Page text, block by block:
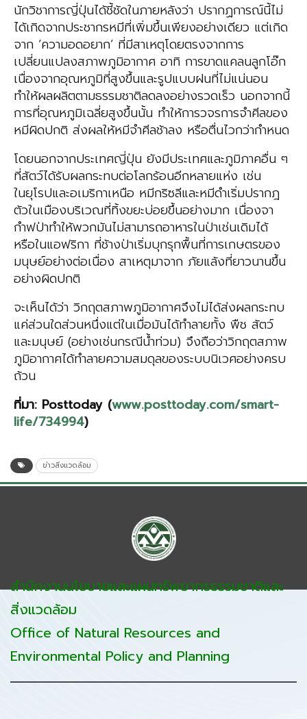
นักวิชาการญี่ปุ่นได้ชี้ชัดในภายหลังว่า ปรากฏการณ์นี้ไม่
ได้เกิดจากประชากรหมีที่เพิ่มขึ้นเพียงอย่างเดียว แต่เกิด
จาก ‘ความอดอยาก’ ที่มีสาเหตุโดยตรงจากการ
เปลี่ยนแปลงสภาพภูมิอากาศ อาทิ การขาดแคลนลูกโอ๊ก
เนื่องจากอุณหภูมิที่สูงขึ้นและรูปแบบฝนที่ไม่แน่นอน
ทำให้ผลผลิตตามธรรมชาติลดลงอย่างรวดเร็ว นอกจากนี้
การที่อุณหภูมิเฉลี่ยสูงขึ้นนั้น ทำให้การวจรการจำศีลของ
หมีผิดปกติ ส่งผลให้หมีจำศีลช้าลง หรือตื่นไวกว่ากำหนด
โดยนอกจากประเทศญี่ปุ่น ยังมีประเทศและภูมิภาคอื่น ๆ
ที่สัตว์ได้รับผลกระทบต่อโลกร้อนอีกหลายแห่ง เช่น
ในยุโรปและอเมริกาเหนือ หมีกริซลีและหมีดำเริ่มปรากฎ
ตัวในเมืองบริเวณที่ทิ้งขยะบ่อยขึ้นอย่างมาก เนื่องจา
กำฟป่าทำให้พวกมันไม่สามารถอาหารในป่าเช่นเดิมได้
หรือในแอฟริกา ที่ช้างป่าเริ่มบุกรุกพื้นที่การเกษตรของ
มนุษย์อย่างต่อเนื่อง สาเหตุมาจาก ภัยแล้งที่ยาวนานขึ้น
อย่างผิดปกติ
จะเห็นได้ว่า วิกฤตสภาพภูมิอากาศจึงไม่ได้ส่งผลกระทบ
แค่ส่วนใดส่วนหนึ่งแต่ในเมื่อมันได้ทำลายทั้ง พืช สัตว์
และมนุษย์ (อย่างเช่นกรณีน้ำท่วม) จึงถือว่าวิกฤตสภาพ
ภูมิอากาศได้ทำลายความสมดุลของระบบนิเวศอย่างครบ
ถ้วน
ที่มา: Posttoday (www.posttoday.com/smart-
life/734994)
ข่าวสิ่งแวดล้อม
สำนักงานนโยบายและแผนทรัพยากรธรรมชาติและ
สิ่งแวดล้อม
Office of Natural Resources and
Environmental Policy and Planning